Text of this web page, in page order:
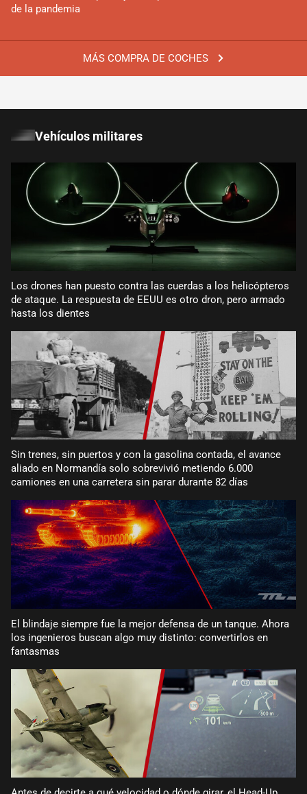
MÁS COMPRA DE COCHES
de la pandemia
Vehículos militares
Los drones han puesto contra las cuerdas a los helicópteros
de ataque. La respuesta de EEUU es otro dron, pero armado
hasta los dientes
Sin trenes, sin puertos y con la gasolina contada, el avance
aliado en Normandía solo sobrevivió metiendo 6.000
camiones en una carretera sin parar durante 82 días
El blindaje siempre fue la mejor defensa de un tanque. Ahora
los ingenieros buscan algo muy distinto: convertirlos en
fantasmas